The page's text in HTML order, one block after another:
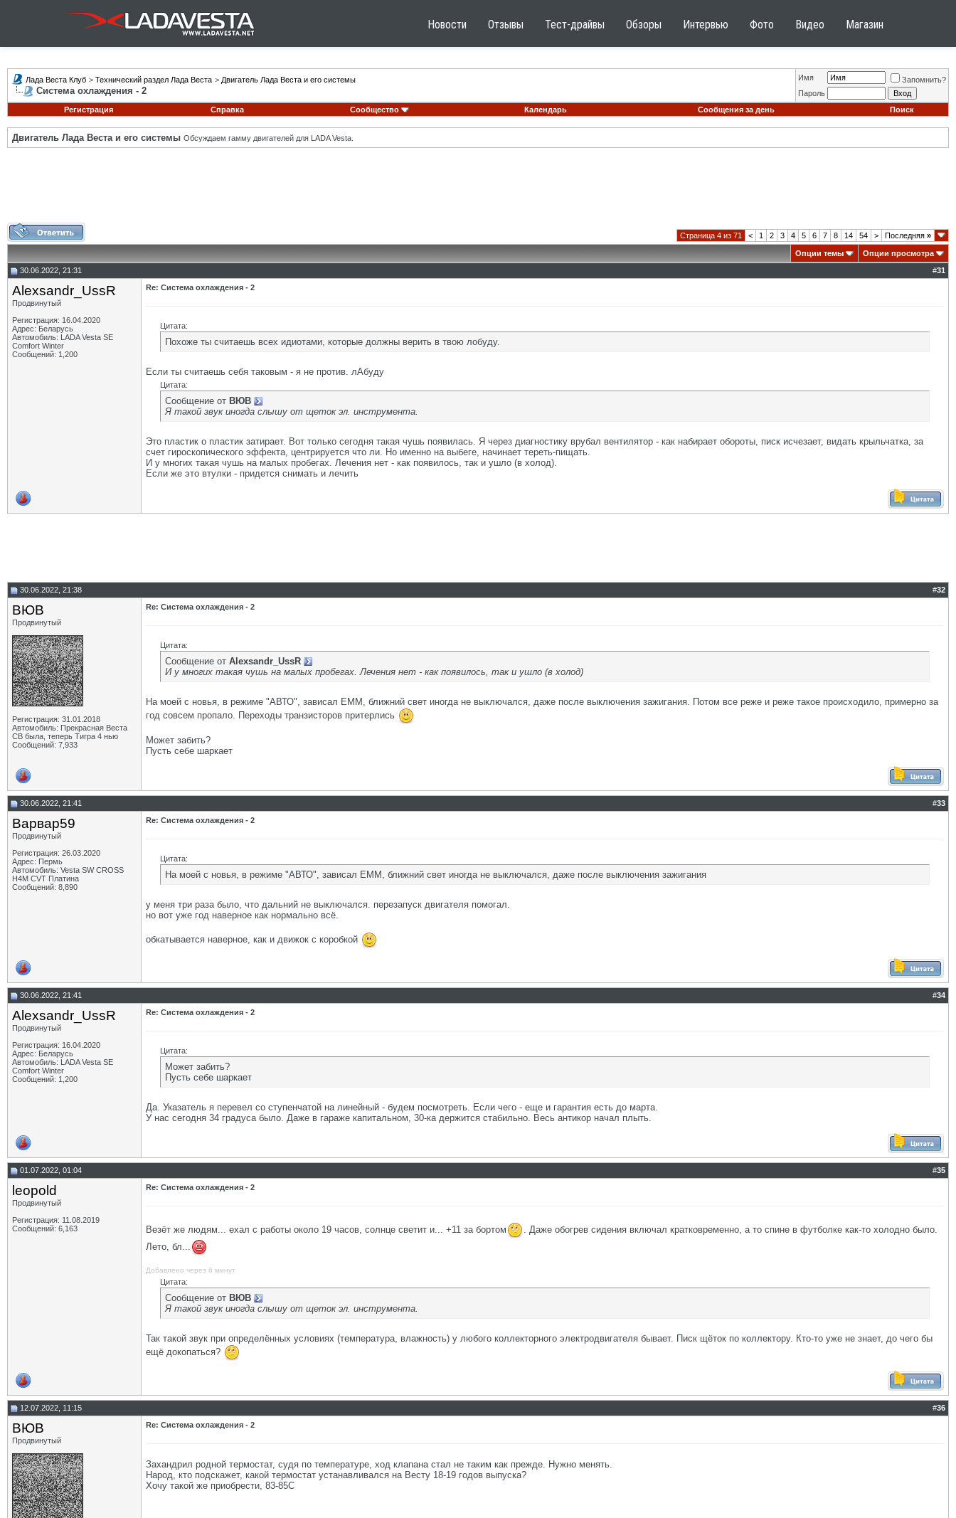
Новости Отзывы Тест-драйвы Обзоры Интервью Фото Видео Магазин
Лада Веста Клуб > Технический раздел Лада Веста > Двигатель Лада Веста и его системы
Система охлаждения - 2
Имя
Запомнить?
Пароль
Регистрация
Справка Сообщество Календарь Сообщения за день Поиск
Двигатель Лада Веста и его системы Обсуждаем гамму двигателей для LADA Vesta.
Страница 4 из 71 < 1 2 3 4 5 6 7 8 14 54 > Последняя »
Опции темы
Опции просмотра
30.06.2022, 21:31
#31
Alexsandr_UssR
Продвинутый
Регистрация: 16.04.2020
Адрес: Беларусь
Автомобиль: LADA Vesta SE
Comfort Winter
Сообщений: 1,200
Re: Система охлаждения - 2
Цитата:
Похоже ты считаешь всех идиотами, которые должны верить в твою лобуду.
Если ты считаешь себя таковым - я не против. лАбуду
Цитата:
Сообщение от ВЮВ
Я такой звук иногда слышу от щеток эл. инструмента.
Это пластик о пластик затирает. Вот только сегодня такая чушь появилась. Я через диагностику врубал вентилятор - как набирает обороты, писк исчезает, видать крыльчатка, за
счет гироскопического эффекта, центрируется что ли. Но именно на выбеге, начинает тереть-пищать.
И у многих такая чушь на малых пробегах. Лечения нет - как появилось, так и ушло (в холод).
Если же это втулки - придется снимать и лечить
30.06.2022, 21:38 #32
ВЮВ
Продвинутый
Регистрация: 31.01.2018
Автомобиль: Прекрасная Веста
СВ была, теперь Тигра 4 нью
Сообщений: 7,933
Re: Система охлаждения - 2
Цитата:
Сообщение от Alexsandr_UssR
И у многих такая чушь на малых пробегах. Лечения нет - как появилось, так и ушло (в холод)
На моей с новья, в режиме "АВТО", зависал ЕММ, ближний свет иногда не выключался, даже после выключения зажигания. Потом все реже и реже такое происходило, примерно за
год совсем пропало. Переходы транзисторов притерлись
Может забить?
Пусть себе шаркает
30.06.2022, 21:41 #33
Варвар59
Продвинутый
Регистрация: 26.03.2020
Адрес: Пермь
Автомобиль: Vesta SW CROSS
H4M CVT Платина
Сообщений: 8,890
Re: Система охлаждения - 2
Цитата:
На моей с новья, в режиме "АВТО", зависал ЕММ, ближний свет иногда не выключался, даже после выключения зажигания
у меня три раза было, что дальний не выключался. перезапуск двигателя помогал.
но вот уже год наверное как нормально всё.
обкатывается наверное, как и движок с коробкой
30.06.2022, 21:41 #34
Alexsandr_UssR
Продвинутый
Регистрация: 16.04.2020
Адрес: Беларусь
Автомобиль: LADA Vesta SE
Comfort Winter
Сообщений: 1,200
Re: Система охлаждения - 2
Цитата:
Может забить?
Пусть себе шаркает
Да. Указатель я перевел со ступенчатой на линейный - будем посмотреть. Если чего - еще и гарантия есть до марта.
У нас сегодня 34 градуса было. Даже в гараже капитальном, 30-ка держится стабильно. Весь антикор начал плыть.
01.07.2022, 01:04 #35
leopold
Продвинутый
Регистрация: 11.08.2019
Сообщений: 6,163
Re: Система охлаждения - 2
Везёт же людям... ехал с работы около 19 часов, солнце светит и... +11 за бортом
. Даже обогрев сидения включал кратковременно, а то спине в футболке как-то холодно было.
Лето, бл...
Добавлено через 6 минут
Цитата:
Сообщение от ВЮВ
Я такой звук иногда слышу от щеток эл. инструмента.
Так такой звук при определённых условиях (температура, влажность) у любого коллекторного электродвигателя бывает. Писк щёток по коллектору. Кто-то уже не знает, до чего бы
ещё докопаться?
12.07.2022, 11:15 #36
ВЮВ
Продвинутый
Re: Система охлаждения - 2
Захандрил родной термостат, судя по температуре, ход клапана стал не таким как прежде. Нужно менять.
Народ, кто подскажет, какой термостат устанавливался на Весту 18-19 годов выпуска?
Хочу такой же приобрести, 83-85С